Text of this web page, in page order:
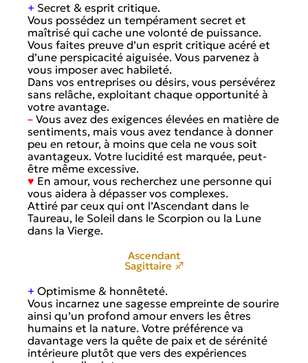
+ Secret & esprit critique.
Vous possédez un tempérament secret et
maîtrisé qui cache une volonté de puissance.
Vous faites preuve d’un esprit critique acéré et
d’une perspicacité aiguisée. Vous parvenez à
vous imposer avec habileté.
Dans vos entreprises ou désirs, vous persévérez
sans relâche, exploitant chaque opportunité à
votre avantage.
– Vous avez des exigences élevées en matière de
sentiments, mais vous avez tendance à donner
peu en retour, à moins que cela ne vous soit
avantageux. Votre lucidité est marquée, peut-
être même excessive.
♥ En amour, vous recherchez une personne qui
vous aidera à dépasser vos complexes.
Attiré par ceux qui ont l’Ascendant dans le
Taureau, le Soleil dans le Scorpion ou la Lune
dans la Vierge.
Ascendant
Sagittaire ♐
+ Optimisme & honnêteté.
Vous incarnez une sagesse empreinte de sourire
ainsi qu’un profond amour envers les êtres
humains et la nature. Votre préférence va
davantage vers la quête de paix et de sérénité
intérieure plutôt que vers des expériences